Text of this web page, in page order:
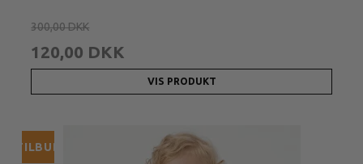
300,00 DKK
120,00 DKK
VIS PRODUKT
TILBUD